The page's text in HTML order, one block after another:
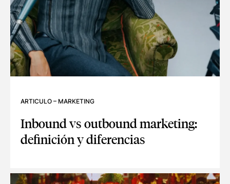
ARTICULO – MARKETING
Inbound vs outbound marketing:
definición y diferencias